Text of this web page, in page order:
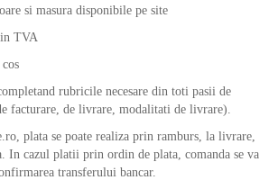
si masura disponibile pe site
TVA
rubricile necesare din toti pasii de
facturare, de livrare, modalitati de livrare).
plata se poate realiza prin ramburs, la livrare,
In cazul platii prin ordin de plata, comanda se va
transferului bancar.